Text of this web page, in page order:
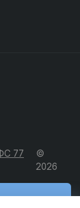
77
©
2026